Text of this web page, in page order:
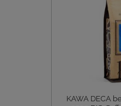
KAWA DECA